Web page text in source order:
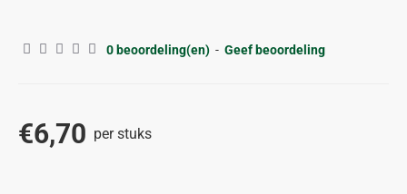
0 beoordeling(en) - Geef beoordeling
€6,70 per stuks